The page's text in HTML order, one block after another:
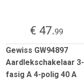
€ 47.99
Gewiss GW94897
Aardlekschakelaar 3-
fasig A 4-polig 40 A